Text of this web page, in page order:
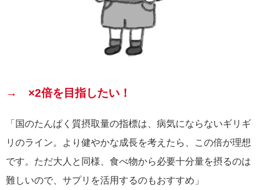
→ ×2倍を目指したい！
「国のたんぱく質摂取量の指標は、病気にならないギリギ
リのライン。より健やかな成長を考えたら、この倍が理想
です。ただ大人と同様、食べ物から必要十分量を摂るのは
難しいので、サプリを活用するのもおすすめ」